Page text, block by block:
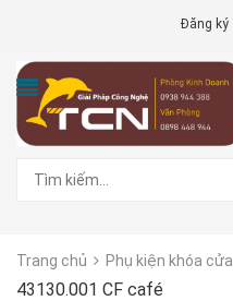
Đăng ký
Trang chủ Phụ kiện khóa cửa
43130.001 CF café